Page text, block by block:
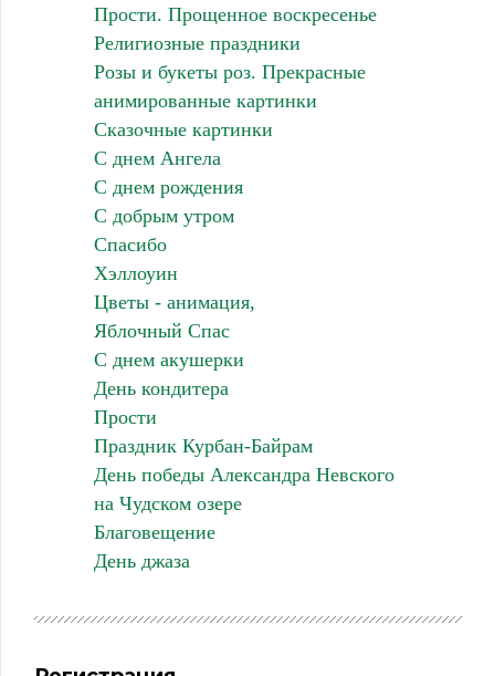
Прости. Прощенное воскресенье
Религиозные праздники
Розы и букеты роз. Прекрасные
анимированные картинки
Сказочные картинки
С днем Ангела
С днем рождения
С добрым утром
Спасибо
Хэллоуин
Цветы - анимация,
Яблочный Спас
С днем акушерки
День кондитера
Прости
Праздник Курбан-Байрам
День победы Александра Невского
на Чудском озере
Благовещение
День джаза